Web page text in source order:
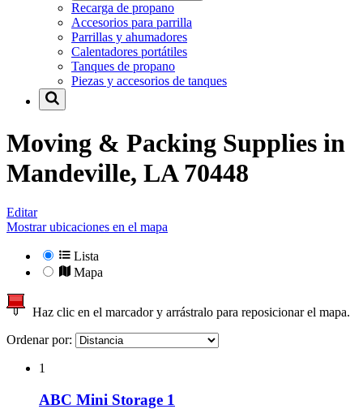
Recarga de propano
Accesorios para parrilla
Parrillas y ahumadores
Calentadores portátiles
Tanques de propano
Piezas y accesorios de tanques
Moving & Packing Supplies in
Mandeville, LA 70448
Editar
Mostrar ubicaciones en el mapa
Lista
Mapa
Haz clic en el marcador y arrástralo para reposicionar el mapa.
Ordenar por:
1
ABC Mini Storage 1